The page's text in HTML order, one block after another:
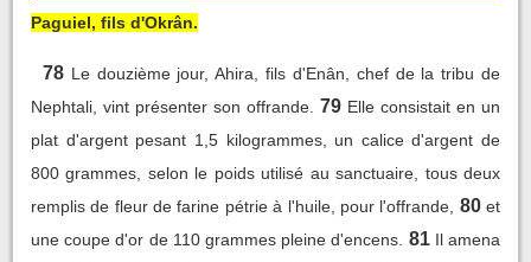
Paguiel, fils d'Okrân.
78 Le douzième jour, Ahira, fils d'Enân, chef de la tribu de
Nephtali, vint présenter son offrande. 79 Elle consistait en un
plat d'argent pesant 1,5 kilogrammes, un calice d'argent de
800 grammes, selon le poids utilisé au sanctuaire, tous deux
remplis de fleur de farine pétrie à l'huile, pour l'offrande, 80 et
une coupe d'or de 110 grammes pleine d'encens. 81 Il amena